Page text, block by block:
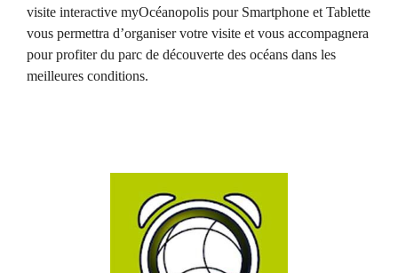
visite interactive myOcéanopolis pour Smartphone et Tablette
vous permettra d’organiser votre visite et vous accompagnera
pour profiter du parc de découverte des océans dans les
meilleures conditions.